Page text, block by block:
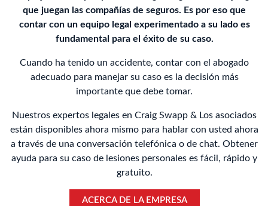
que juegan las compañías de seguros. Es por eso que
contar con un equipo legal experimentado a su lado es
fundamental para el éxito de su caso.
Cuando ha tenido un accidente, contar con el abogado
adecuado para manejar su caso es la decisión más
importante que debe tomar.
Nuestros expertos legales en Craig Swapp & Los asociados
están disponibles ahora mismo para hablar con usted ahora
a través de una conversación telefónica o de chat. Obtener
ayuda para su caso de lesiones personales es fácil, rápido y
gratuito.
ACERCA DE LA EMPRESA